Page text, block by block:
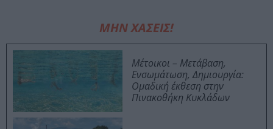
ΜΗΝ ΧΑΣΕΙΣ!
Μέτοικοι – Μετάβαση,
Ενσωμάτωση, Δημιουργία:
Ομαδική έκθεση στην
Πινακοθήκη Κυκλάδων